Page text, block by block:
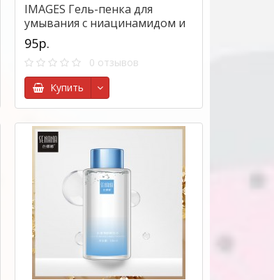
IMAGES Гель-пенка для
умывания с ниацинамидом и
экстрактом календулы 60 гр.
95р.
0 отзывов
Купить